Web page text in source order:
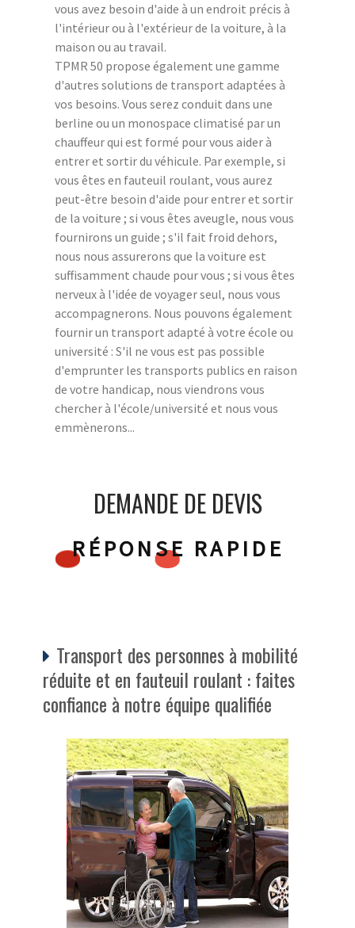
vous avez besoin d'aide à un endroit précis à
l'intérieur ou à l'extérieur de la voiture, à la
maison ou au travail.
TPMR 50 propose également une gamme
d'autres solutions de transport adaptées à
vos besoins. Vous serez conduit dans une
berline ou un monospace climatisé par un
chauffeur qui est formé pour vous aider à
entrer et sortir du véhicule. Par exemple, si
vous êtes en fauteuil roulant, vous aurez
peut-être besoin d'aide pour entrer et sortir
de la voiture ; si vous êtes aveugle, nous vous
fournirons un guide ; s'il fait froid dehors,
nous nous assurerons que la voiture est
suffisamment chaude pour vous ; si vous êtes
nerveux à l'idée de voyager seul, nous vous
accompagnerons. Nous pouvons également
fournir un transport adapté à votre école ou
université : S'il ne vous est pas possible
d'emprunter les transports publics en raison
de votre handicap, nous viendrons vous
chercher à l'école/université et nous vous
emmènerons...
DEMANDE DE DEVIS
RÉPONSE RAPIDE
Transport des personnes à mobilité
réduite et en fauteuil roulant : faites
confiance à notre équipe qualifiée